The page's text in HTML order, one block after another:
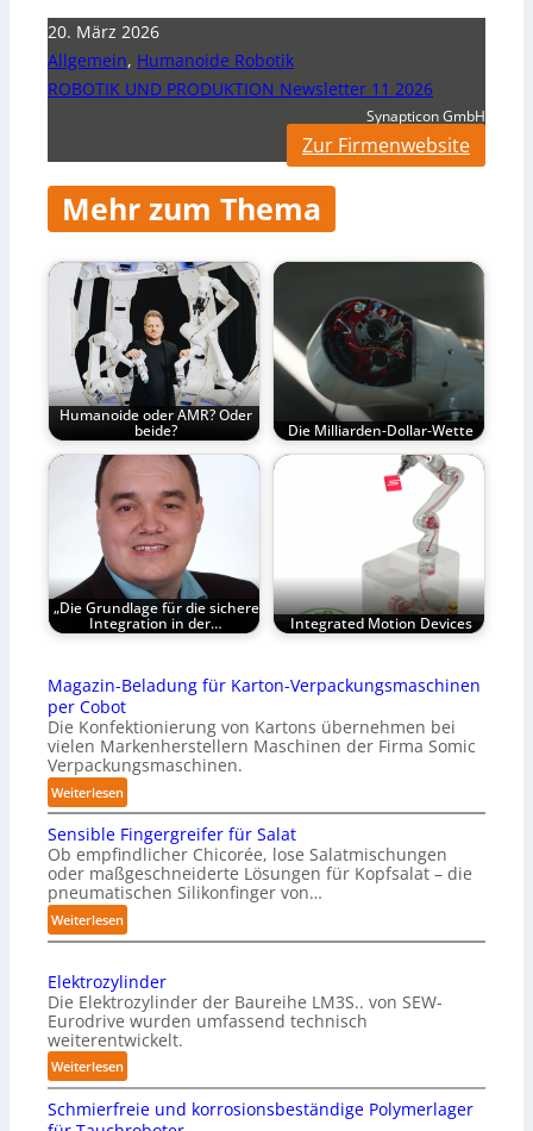
20. März 2026
Allgemein, Humanoide Robotik
ROBOTIK UND PRODUKTION Newsletter 11 2026
Synapticon GmbH
Zur Firmenwebsite
Mehr zum Thema
Humanoide oder AMR? Oder
beide? Die Milliarden-Dollar-Wette
„Die Grundlage für die sichere
Integration in der… Integrated Motion Devices
Magazin-Beladung für Karton-Verpackungsmaschinen
per Cobot
Die Konfektionierung von Kartons übernehmen bei
vielen Markenherstellern Maschinen der Firma Somic
Verpackungsmaschinen.
Weiterlesen:
M
a
g
a
z
i
n
-
B
e
l
d
u
Sensible Fingergreifer für Salat
Ob empfindlicher Chicorée, lose Salatmischungen
oder maßgeschneiderte Lösungen für Kopfsalat – die
pneumatischen Silikonfinger von…
Weiterlesen:
S
n
s
i
b
l
Elektrozylinder
Die Elektrozylinder der Baureihe LM3S.. von SEW-
Eurodrive wurden umfassend technisch
weiterentwickelt.
Weiterlesen:
E
l
Schmierfreie und korrosionsbeständige Polymerlager